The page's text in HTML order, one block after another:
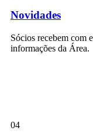
Novidades
Sócios recebem com
informações da Área.
04